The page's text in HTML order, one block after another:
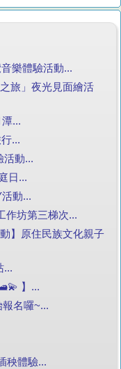
樂體驗活動...
旅」夜光見面繪活
...
...
活動...
日...
動...
作坊第三梯次...
】原住民族文化親子
...
】...
名囉~...
秧體驗...